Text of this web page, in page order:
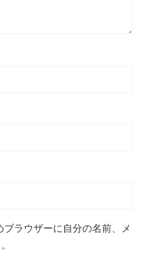
ラウザーに自分の名前、メ